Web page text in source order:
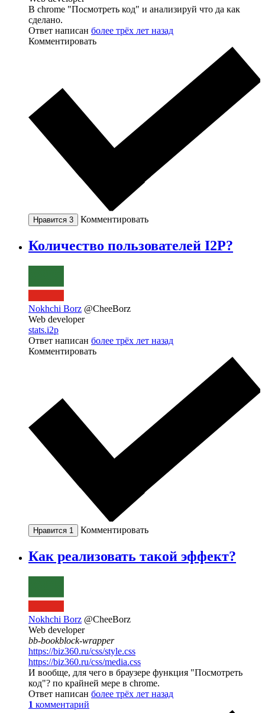
В chrome "Посмотреть код" и анализируй что да как
сделано.
Ответ написан более трёх лет назад
Комментировать
Нравится 3 Комментировать
Количество пользователей I2P?
Nokhchi Borz @CheeBorz
Web developer
stats.i2p
Ответ написан более трёх лет назад
Комментировать
Нравится 1 Комментировать
Как реализовать такой эффект?
Nokhchi Borz @CheeBorz
Web developer
bb-bookblock-wrapper
https://biz360.ru/css/style.css
https://biz360.ru/css/media.css
И вообще, для чего в браузере функция "Посмотреть
код"? по крайней мере в chrome.
Ответ написан более трёх лет назад
1 комментарий